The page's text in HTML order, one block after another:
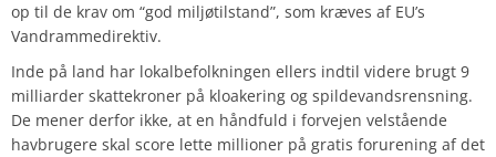
op til de krav om “god miljøtilstand”, som kræves af EU’s
Vandrammedirektiv.
Inde på land har lokalbefolkningen ellers indtil videre brugt 9
milliarder skattekroner på kloakering og spildevandsrensning.
De mener derfor ikke, at en håndfuld i forvejen velstående
havbrugere skal score lette millioner på gratis forurening af det